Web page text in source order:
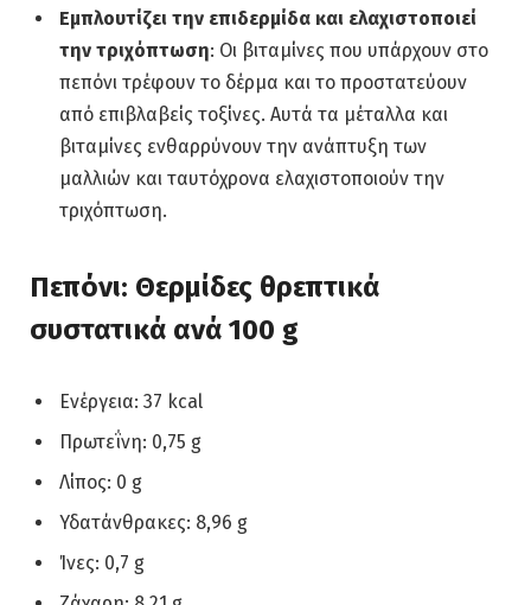
Εμπλουτίζει την επιδερμίδα και ελαχιστοποιεί
την τριχόπτωση: Οι βιταμίνες που υπάρχουν στο
πεπόνι τρέφουν το δέρμα και το προστατεύουν
από επιβλαβείς τοξίνες. Αυτά τα μέταλλα και
βιταμίνες ενθαρρύνουν την ανάπτυξη των
μαλλιών και ταυτόχρονα ελαχιστοποιούν την
τριχόπτωση.
Πεπόνι: Θερμίδες θρεπτικά
συστατικά ανά 100 g
Ενέργεια: 37 kcal
Πρωτεΐνη: 0,75 g
Λίπος: 0 g
Υδατάνθρακες: 8,96 g
Ίνες: 0,7 g